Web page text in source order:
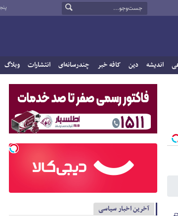
اندیشه دین کافه خبر چندرسانه‌ای انتشارات وبلاگ
آخرین اخبار سیاسی